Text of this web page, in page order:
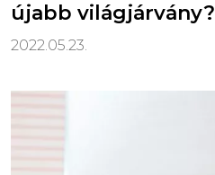
újabb világjárvány?
2022.05.23.